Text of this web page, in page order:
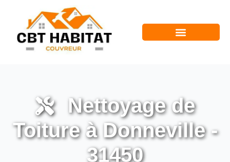
Nettoyage de
Toiture à Donneville -
31450